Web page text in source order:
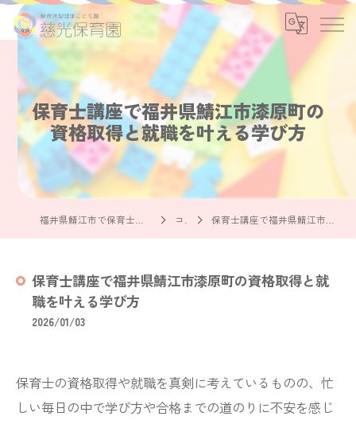
保育士講座で福井県鯖江市漆原町の
資格取得と就職を叶える学び方
コラム 保育士講座で福井県鯖江市漆原町の資格取得と就職を叶える学び方
保育士講座で福井県鯖江市漆原町の資格取得と就
職を叶える学び方
2026/01/03
保育士の資格取得や就職を真剣に考えているものの、忙
しい毎日の中で学び方や合格までの道のりに不安を感じ